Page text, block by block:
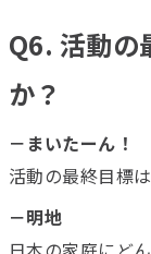
Q6. 活動の
か？
－まいたーん！
活動の最終目標
－明地